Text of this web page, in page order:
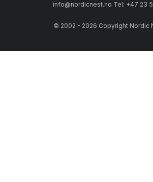
info@nordicnest.no Tel: +47 23
© 2002 - 2026 Copyright Nordic